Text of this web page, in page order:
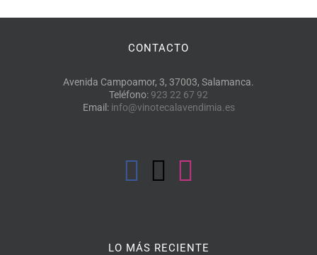
CONTACTO
Avenida Campoamor, 3, 37003, Salamanca.
Teléfono: 923 22 67 92
Email: info@vinotecalavendimia.es
LO MÁS RECIENTE